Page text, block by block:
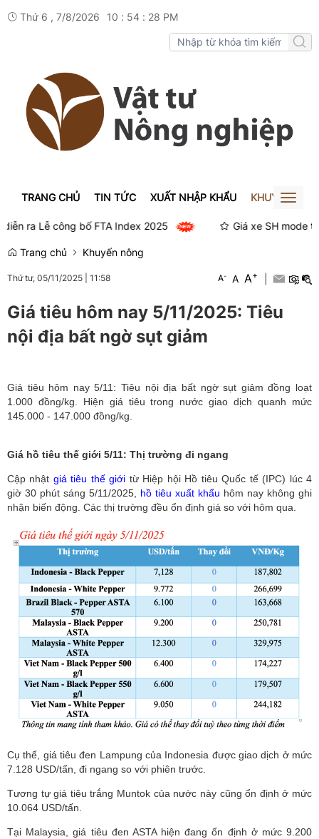
Thứ 6 , 7/8/2026 10 : 54 : 28 PM
TRANG CHỦ TIN TỨC XUẤT NHẬP KHẨU KHUYẾNToggle
ra Lễ công bố FTA Index 2025
Giá xe SH mode
Trang chủ Khuyến nông
Thứ tư, 05/11/2025 11:58 A- A A+
Giá tiêu hôm nay 5/11/2025: Tiêu
nội địa bất ngờ sụt giảm
Giá tiêu hôm nay 5/11: Tiêu nội địa bất ngờ sụt giảm đồng loạt
1.000 đồng/kg. Hiện giá tiêu trong nước giao dịch quanh mức
145.000 - 147.000 đồng/kg.
Giá hồ tiêu thế giới 5/11: Thị trường đi ngang
Cập nhật giá tiêu thế giới từ Hiệp hội Hồ tiêu Quốc tế (IPC) lúc 4
giờ 30 phút sáng 5/11/2025, hồ tiêu xuất khẩu hôm nay không ghi
nhận biến động. Các thị trường đều ổn định giá so với hôm qua.
Cụ thể, giá tiêu đen Lampung của Indonesia được giao dịch ở mức
7.128 USD/tấn, đi ngang so với phiên trước.
Tương tự giá tiêu trắng Muntok của nước này cũng ổn định ở mức
10.064 USD/tấn.
Tại Malaysia, giá tiêu đen ASTA hiện đang ổn định ở mức 9.200